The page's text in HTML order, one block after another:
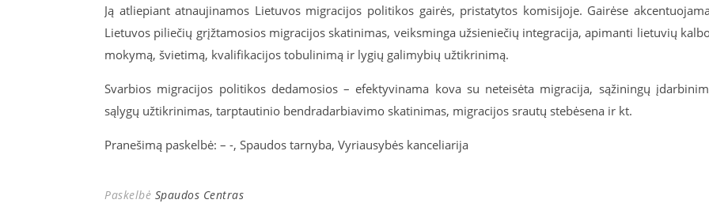
Ją atliepiant atnaujinamos Lietuvos migracijos politikos gairės, pristatytos komisijoje. Gairėse
Lietuvos piliečių grįžtamosios migracijos skatinimas, veiksminga užsieniečių integracija, apimanti lietuvių
mokymą, švietimą, kvalifikacijos tobulinimą ir lygių galimybių užtikrinimą.
Svarbios migracijos politikos dedamosios – efektyvinama kova su neteisėta migracija, sąžiningų
sąlygų užtikrinimas, tarptautinio bendradarbiavimo skatinimas, migracijos srautų stebėsena ir kt.
Pranešimą paskelbė: – -, Spaudos tarnyba, Vyriausybės kanceliarija
Paskelbė Spaudos Centras